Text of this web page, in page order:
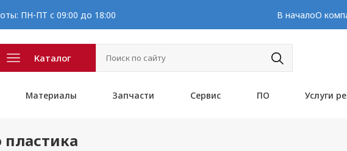
ПН-ПТ с 09:00 до 18:00 В началоО
Каталог
Материалы Запчасти Сервис ПО Услуги